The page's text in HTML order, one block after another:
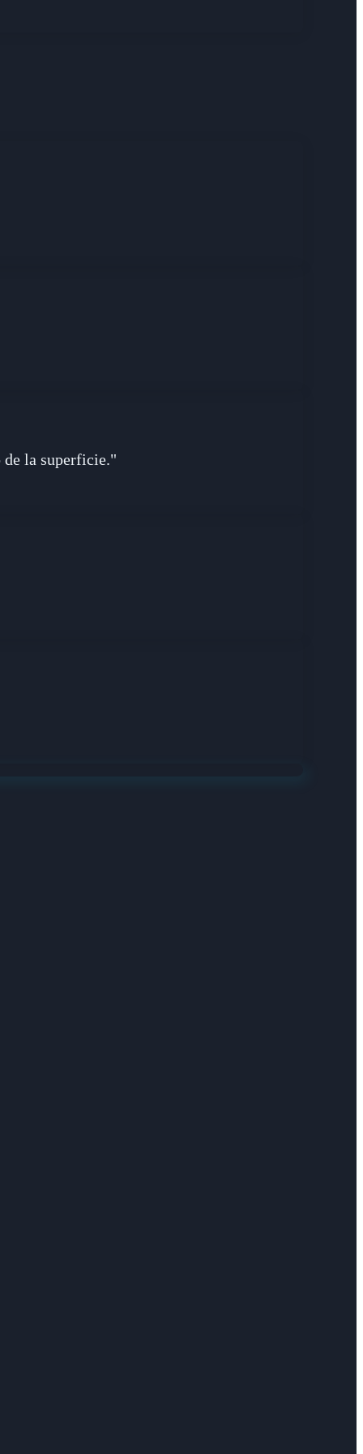
de la superficie."